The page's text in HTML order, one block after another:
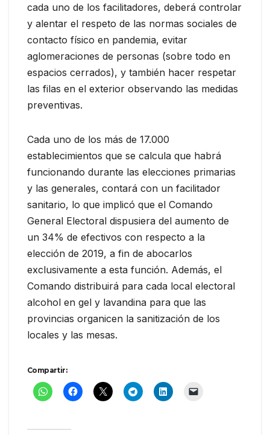
cada uno de los facilitadores, deberá controlar
y alentar el respeto de las normas sociales de
contacto físico en pandemia, evitar
aglomeraciones de personas (sobre todo en
espacios cerrados), y también hacer respetar
las filas en el exterior observando las medidas
preventivas.
Cada uno de los más de 17.000
establecimientos que se calcula que habrá
funcionando durante las elecciones primarias
y las generales, contará con un facilitador
sanitario, lo que implicó que el Comando
General Electoral dispusiera del aumento de
un 34% de efectivos con respecto a la
elección de 2019, a fin de abocarlos
exclusivamente a esta función. Además, el
Comando distribuirá para cada local electoral
alcohol en gel y lavandina para que las
provincias organicen la sanitización de los
locales y las mesas.
Compartir: